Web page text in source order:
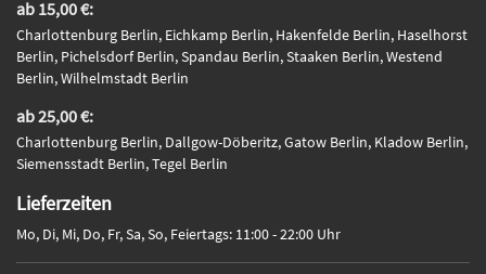
ab 15,00 €:
Charlottenburg Berlin, Eichkamp Berlin, Hakenfelde Berlin, Haselhorst
Berlin, Pichelsdorf Berlin, Spandau Berlin, Staaken Berlin, Westend
Berlin, Wilhelmstadt Berlin
ab 25,00 €:
Charlottenburg Berlin, Dallgow-Döberitz, Gatow Berlin, Kladow Berlin,
Siemensstadt Berlin, Tegel Berlin
Lieferzeiten
Mo, Di, Mi, Do, Fr, Sa, So, Feiertags: 11:00 - 22:00 Uhr